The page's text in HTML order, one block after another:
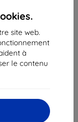
site web.
à
le contenu
9,90 €
9,41 €
stock > 5 pièces